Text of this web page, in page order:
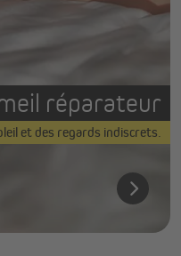
réparateur
et des regards indiscrets.